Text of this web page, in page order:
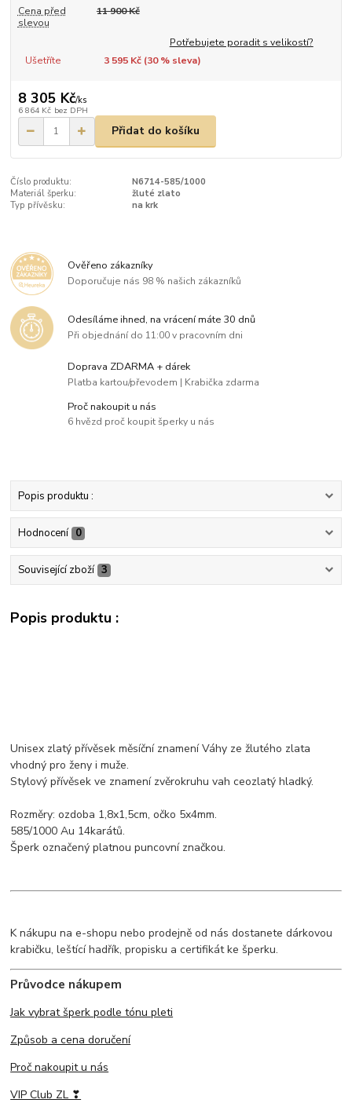
Cena před
slevou
11 900 Kč
Potřebujete poradit s velikostí?
Ušetříte
3 595 Kč (30% sleva)
8 305 Kč/ks
6 864 Kč bez DPH
Přidat do košíku
Číslo produktu:
N6714-585/1000
Materiál šperku:
žluté zlato
Typ přívěsku:
na krk
Ověřeno zákazníky
Doporučuje nás 98 % našich zákazníků
Odesíláme ihned, na vrácení máte 30 dnů
Při objednání do 11:00 v pracovním dni
Doprava ZDARMA + dárek
Platba kartou/převodem | Krabička zdarma
Proč nakoupit u nás
6 hvězd proč koupit šperky u nás
Popis produktu :
Hodnocení 0
Související zboží 3
Popis produktu :
Unisex zlatý přívěsek měsíční znamení Váhy ze žlutého zlata
vhodný pro ženy i muže.
Stylový přívěsek ve znamení zvěrokruhu vah ceozlatý hladký.
Rozměry: ozdoba 1,8x1,5cm, očko 5x4mm.
585/1000 Au 14karátů.
Šperk označený platnou puncovní značkou.
K nákupu na e-shopu nebo prodejně od nás dostanete dárkovou
krabičku, leštící hadřík, propisku a certifikát ke šperku.
Průvodce nákupem
Jak vybrat šperk podle tónu pleti
Způsob a cena doručení
Proč nakoupit u nás
VIP Club ZL ❣